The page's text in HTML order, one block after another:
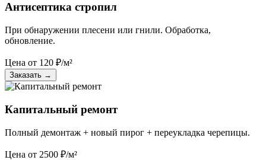
Антисептика стропил
При обнаружении плесени или гнили. Обработка,
обновление.
Цена от 120 ₽/м²
Заказать →
Капитальный ремонт
Полный демонтаж + новый пирог + переукладка черепицы.
Цена от 2500 ₽/м²